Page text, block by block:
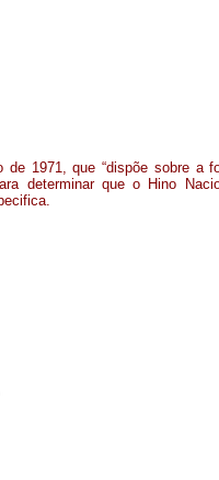
1971, que “dispõe sobre a
determinar que o Hino